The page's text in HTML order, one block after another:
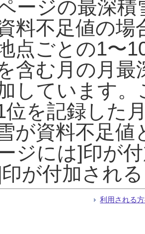
ージの最深
料不足値の
点ごとの1〜
含む月の月最
しています
位を記録した
が資料不足
ジには]印が
が付加され
利用される